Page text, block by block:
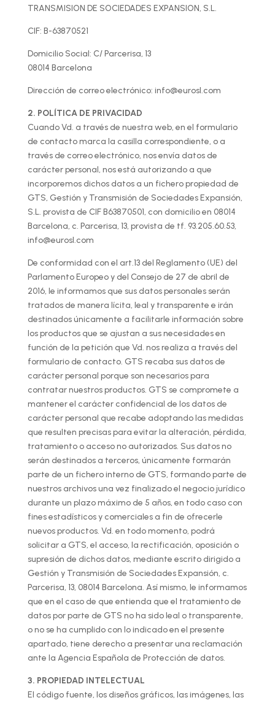
TRANSMISION DE SOCIEDADES EXPANSION, S.L.
CIF: B-63870521
Domicilio Social: C/ Parcerisa, 13
08014 Barcelona
Dirección de correo electrónico: info@eurosl.com
2. POLÍTICA DE PRIVACIDAD
Cuando Vd. a través de nuestra web, en el formulario
de contacto marca la casilla correspondiente, o a
través de correo electrónico, nos envía datos de
carácter personal, nos está autorizando a que
incorporemos dichos datos a un fichero propiedad de
GTS, Gestión y Transmisión de Sociedades Expansión,
S.L. provista de CIF B63870501, con domicilio en 08014
Barcelona, c. Parcerisa, 13, provista de tf. 93.205.60.53,
info@eurosl.com
De conformidad con el art.13 del Reglamento (UE) del
Parlamento Europeo y del Consejo de 27 de abril de
2016, le informamos que sus datos personales serán
tratados de manera lícita, leal y transparente e irán
destinados únicamente a facilitarle información sobre
los productos que se ajustan a sus necesidades en
función de la petición que Vd. nos realiza a través del
formulario de contacto. GTS recaba sus datos de
carácter personal porque son necesarios para
contratar nuestros productos. GTS se compromete a
mantener el carácter confidencial de los datos de
carácter personal que recabe adoptando las medidas
que resulten precisas para evitar la alteración, pérdida,
tratamiento o acceso no autorizados. Sus datos no
serán destinados a terceros, únicamente formarán
parte de un fichero interno de GTS, formando parte de
nuestros archivos una vez finalizado el negocio jurídico
durante un plazo máximo de 5 años, en todo caso con
fines estadísticos y comerciales a fin de ofrecerle
nuevos productos. Vd. en todo momento, podrá
solicitar a GTS, el acceso, la rectificación, oposición o
supresión de dichos datos, mediante escrito dirigido a
Gestión y Transmisión de Sociedades Expansión, c.
Parcerisa, 13, 08014 Barcelona. Así mismo, le informamos
que en el caso de que entienda que el tratamiento de
datos por parte de GTS no ha sido leal o transparente,
o no se ha cumplido con lo indicado en el presente
apartado, tiene derecho a presentar una reclamación
ante la Agencia Española de Protección de datos.
3. PROPIEDAD INTELECTUAL
El código fuente, los diseños gráficos, las imágenes, las